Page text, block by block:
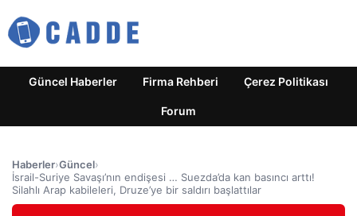
Güncel Haberler Firma Rehberi Çerez Politikası
Forum
Haberler›Güncel›
İsrail-Suriye Savaşı’nın endişesi … Suezda’da kan basıncı arttı!
Silahlı Arap kabileleri, Druze’ye bir saldırı başlattılar